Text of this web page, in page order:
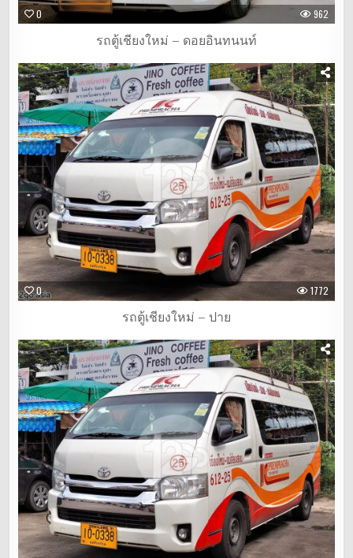
0 962
รถตู้เชียงใหม่ – ดอยอินทนนท์
0 1772
รถตู้เชียงใหม่ – ปาย